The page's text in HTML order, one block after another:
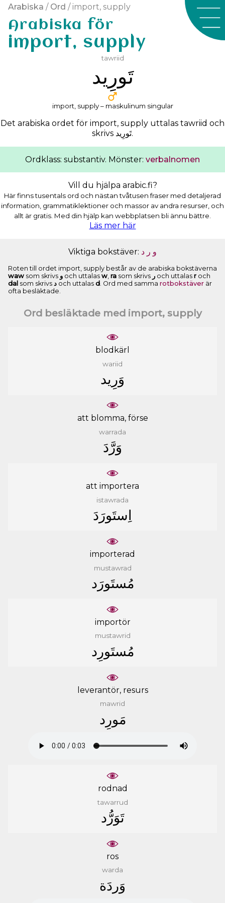
Arabiska / Ord / import, supply
Arabiska för
import, supply
tawriid
ﺗَﻮﺭِﻳﺪ
import, supply – maskulinum singular
Det arabiska ordet för import, supply uttalas tawriid och
skrivs ﺗَﻮﺭِﻳﺪ.
Ordklass: substantiv. Mönster: verbalnomen
Vill du hjälpa arabic.fi?
Här finns tusentals ord och nästan tvåtusen fraser med detaljerad
information, grammatiklektioner och massor av andra resurser, och
allt är gratis. Med din hjälp kan webbplatsen bli ännu bättre.
Läs mer här
Viktiga bokstäver: ﻭ ﺭ ﺩ
Roten till ordet import, supply består av de arabiska bokstäverna
waw som skrivs ﻭ och uttalas w, ra som skrivs ﺭ och uttalas r och
dal som skrivs ﺩ och uttalas d. Ord med samma rotbokstäver är
ofta besläktade.
Ord besläktade med import, supply
blodkärl
wariid
ﻭَﺭِﻳﺪ
att blomma, förse
warrada
ﻭَﺭَّﺩَ
att importera
istawrada
ﺍِﺳﺘَﻮﺭَﺩَ
importerad
mustawrad
ﻣُﺴﺘَﻮﺭَﺩ
importör
mustawrid
ﻣُﺴﺘَﻮﺭِﺩ
leverantör, resurs
mawrid
ﻣَﻮﺭِﺩ
rodnad
tawarrud
ﺗَﻮَﺭُّﺩ
ros
warda
ﻭَﺭﺩَﺓ